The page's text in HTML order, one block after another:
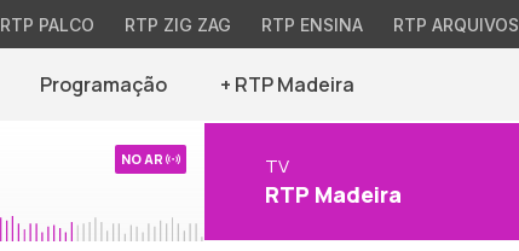
RTP PALCO RTP ZIG ZAG RTP ENSINA RTP ARQUIVOS
Programação + RTP Madeira
NO AR TV
RTP Madeira